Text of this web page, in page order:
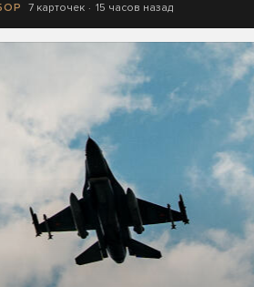
7 карточек 15 часов назад